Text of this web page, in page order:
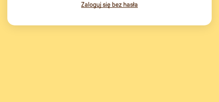
Zaloguj się bez hasła